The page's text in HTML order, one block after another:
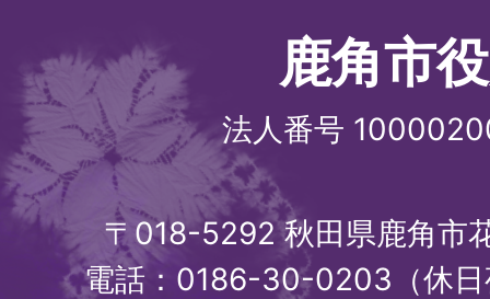
鹿角市
法人番号
〒018-5292 秋田県鹿角市
電話：0186-30-0203（休